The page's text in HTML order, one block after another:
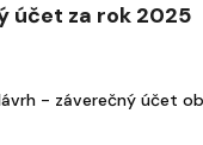
účet za rok 2025
- záverečný účet